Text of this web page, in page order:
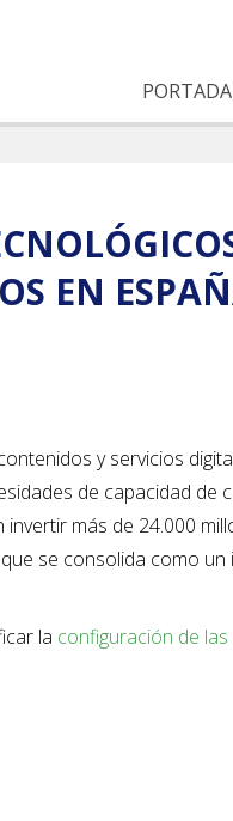
PORTADA
EN
y servicios
de capacidad
más de 24.000
se consolida como
la configuración de las